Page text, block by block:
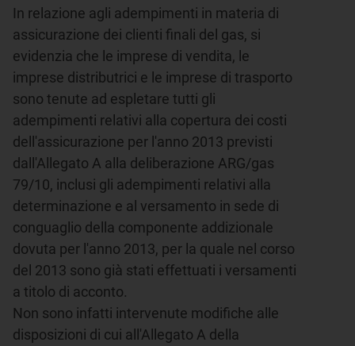
In relazione agli adempimenti in materia di
assicurazione dei clienti finali del gas, si
evidenzia che le imprese di vendita, le
imprese distributrici e le imprese di trasporto
sono tenute ad espletare tutti gli
adempimenti relativi alla copertura dei costi
dell'assicurazione per l'anno 2013 previsti
dall'Allegato A alla deliberazione ARG/gas
79/10, inclusi gli adempimenti relativi alla
determinazione e al versamento in sede di
conguaglio della componente addizionale
dovuta per l'anno 2013, per la quale nel corso
del 2013 sono già stati effettuati i versamenti
a titolo di acconto.
Non sono infatti intervenute modifiche alle
disposizioni di cui all'Allegato A della